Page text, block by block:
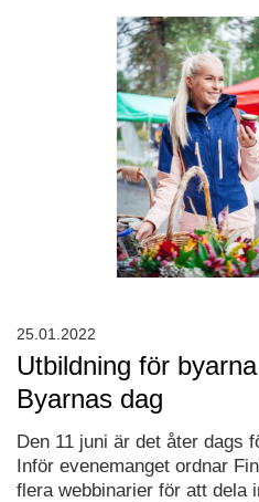
Utbildning för
Byarnas dag
Den 11 juni är det åter dags
Inför evenemanget ordnar
flera webbinarier för att dela
25.01.2022